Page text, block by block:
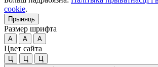
cookie.
Прыняць
Размер шрифта
A A A
Цвет сайта
Ц Ц Ц